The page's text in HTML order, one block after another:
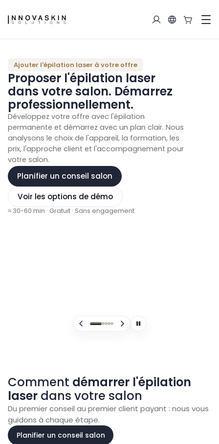
Ajouter l'épilation laser à votre offre
Proposer l'épilation laser
dans votre salon. Démarrez
professionnellement.
Développez votre offre avec l'épilation
permanente et démarrez avec un plan clair. Nous
analysons le choix de l'appareil, la formation, les
prix, l'approche client et l'accompagnement pour
votre salon.
Planifier un conseil salon
Voir les options de démo
≈ 30-60 min · Gratuit · Sans engagement
Comment démarrer l'épilation
laser dans votre salon
Du premier conseil au premier client payant : nous vous
guidons à chaque étape.
Planifier un conseil salon